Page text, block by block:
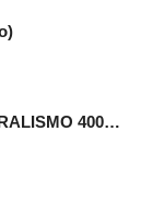
PASTA ACRILICA PARA MURALISMO 400 GRS